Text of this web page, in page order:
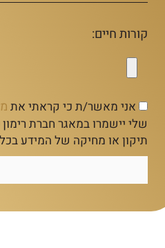
קורות חיים:
אני מאשר/ת כי קראתי את
שלי יישמרו במאגר חברת
תיקון או מחיקה של המידע